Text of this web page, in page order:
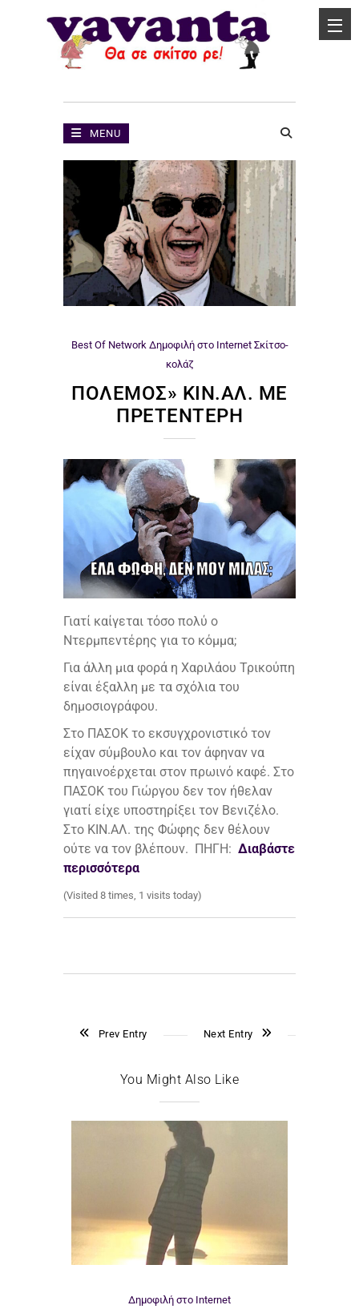
MENU
Best Of Network Δημοφιλή στο Internet Σκίτσο-
κολάζ
ΠΌΛΕΜΟΣ» ΚΙΝ.ΑΛ. ΜΕ
ΠΡΕΤΕΝΤΈΡΗ
Γιατί καίγεται τόσο πολύ ο
Ντερμπεντέρης για το κόμμα;
Για άλλη μια φορά η Χαριλάου Τρικούπη
είναι έξαλλη με τα σχόλια του
δημοσιογράφου.
Στο ΠΑΣΟΚ το εκσυγχρονιστικό τον
είχαν σύμβουλο και τον άφηναν να
πηγαινοέρχεται στον πρωινό καφέ. Στο
ΠΑΣΟΚ του Γιώργου δεν τον ήθελαν
γιατί είχε υποστηρίξει τον Βενιζέλο.
Στο ΚΙΝ.ΑΛ. της Φώφης δεν θέλουν
ούτε να τον βλέπουν. ΠΗΓΗ: Διαβάστε
περισσότερα
(Visited 8 times, 1 visits today)
Prev Entry Next Entry
You Might Also Like
Δημοφιλή στο Internet